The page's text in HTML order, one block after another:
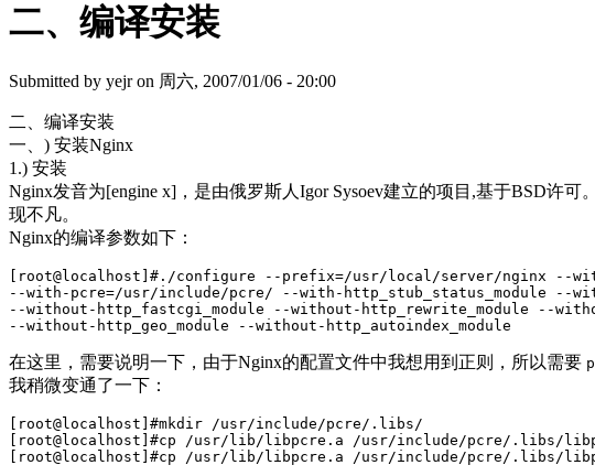
二、编译安装
Submitted by yejron 周六, 2007/01/06 - 20:00
二、编译安装
一、) 安装Nginx
1.) 安装
Nginx发音为[engine x]，是由俄罗斯人Igor Sysoev建立的项目,基于BSD许可
现不凡。
Nginx的编译参数如下：
[root@localhost]#./configure --prefix=/usr/local/server/nginx --
--with-pcre=/usr/include/pcre/ --with-http_stub_status_module --
--without-http_fastcgi_module --without-http_rewrite_module --
在这里，需要说明一下，由于Nginx的配置文件中我想用到正则，所以需要
我稍微变通了一下：
[root@localhost]#mkdir /usr/include/pcre/.libs/
[root@localhost]#cp /usr/lib/libpcre.a /usr/include/pcre/.libs/